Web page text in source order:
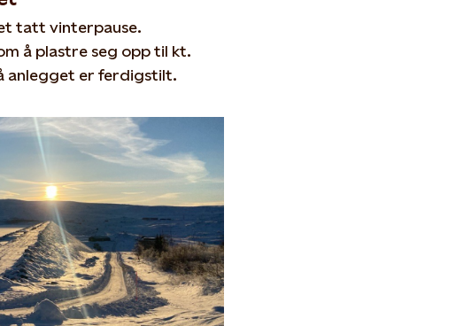
tatt vinterpause.
å plastre seg opp til kt.
anlegget er ferdigstilt.